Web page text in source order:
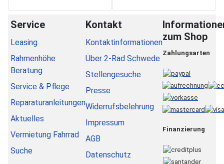
Service
Leasing
Rahmenhöhe
Beratung
Service & Pflege
Reparaturanleitungen
Aktuelles
Vermietung Fahrrad
Suche
Kontakt
Kontaktinformationen
Über 2-Rad Schwede
Stellengesuche
Presse
Widerrufsbelehrung
Impressum
AGB
Datenschutz
zum Shop
Zahlungsarten
Finanzierung